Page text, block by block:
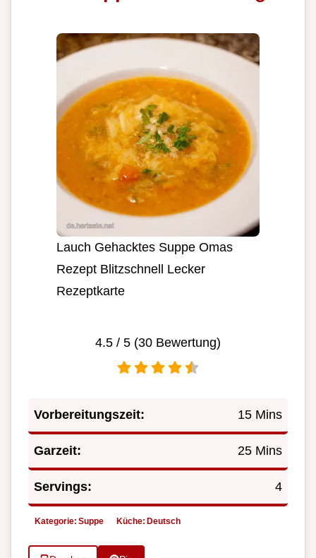
Lauch Gehacktes Suppe Omas
Rezept Blitzschnell Lecker
Rezeptkarte
4.5 / 5 (30 Bewertung)
Vorbereitungszeit: 15 Mins
Garzeit: 25 Mins
Servings: 4
Kategorie: Suppe Küche: Deutsch